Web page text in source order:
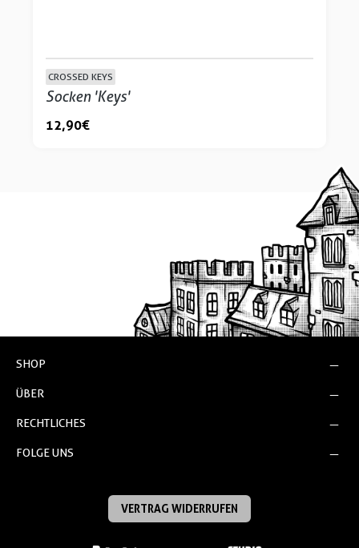
CROSSED KEYS
Socken 'Keys'
12,90 €
SHOP
ÜBER
RECHTLICHES
FOLGE UNS
VERTRAG WIDERRUFEN